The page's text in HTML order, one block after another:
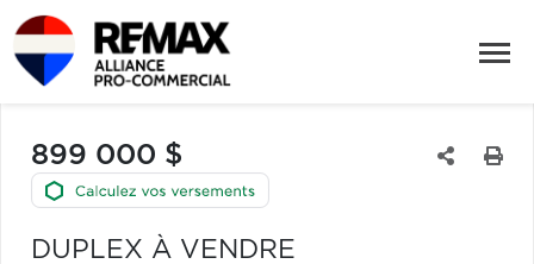
899 000 $
DUPLEX À VENDRE